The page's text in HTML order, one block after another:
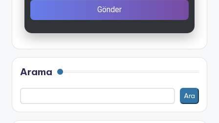
Gönder
Arama
Ara